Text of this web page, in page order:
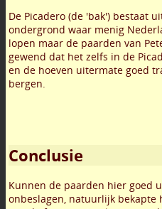
De Picadero (de 'bak') bestaat
ondergrond waar menig
lopen maar de paarden van
gewend dat het zelfs in de
en de hoeven uitermate goed
bergen.
Conclusie
Kunnen de paarden hier goed
onbeslagen, natuurlijk bekapte